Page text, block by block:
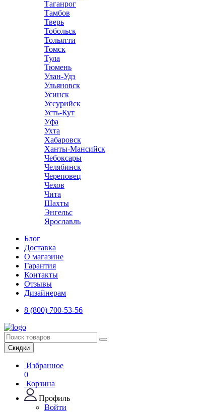
Таганрог
Тамбов
Тверь
Тобольск
Тольятти
Томск
Тула
Тюмень
Улан-Удэ
Ульяновск
Усинск
Уссурийск
Усть-Кут
Уфа
Ухта
Хабаровск
Ханты-Мансийск
Чебоксары
Челябинск
Череповец
Чехов
Чита
Шахты
Энгельс
Ярославль
Блог
Доставка
О магазине
Гарантия
Контакты
Отзывы
Дизайнерам
8 (800) 700-53-56
Скидки
Избранное
0
Корзина
Профиль
Войти